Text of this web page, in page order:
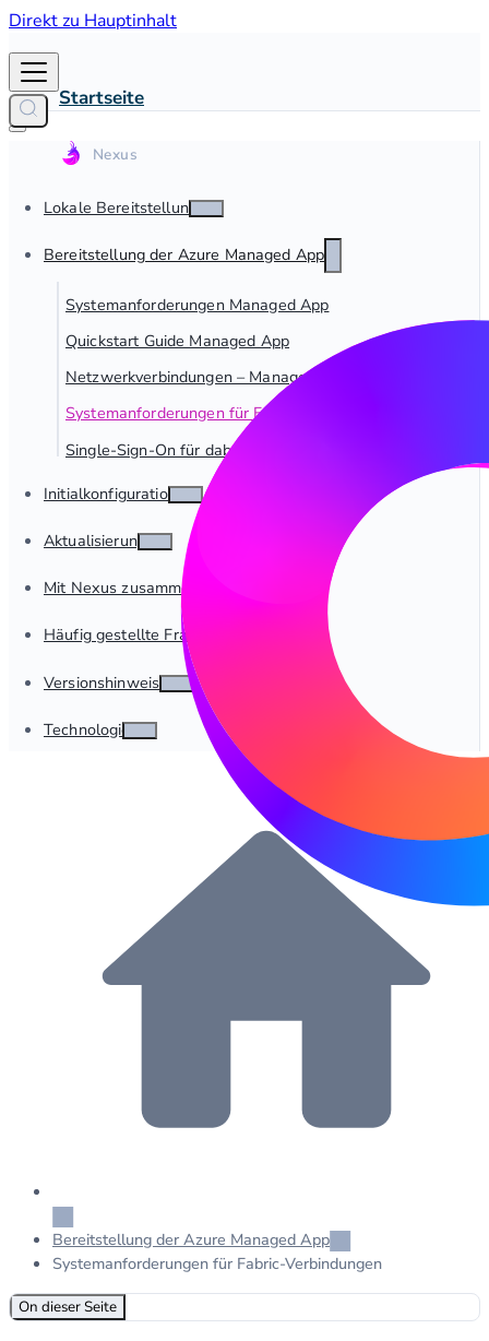
Direkt zu Hauptinhalt
Startseite
Lokale Bereitstellung
Bereitstellung der Azure Managed App
Systemanforderungen Managed App
Quickstart Guide Managed App
Netzwerkverbindungen – Managed App
Systemanforderungen für Fabric-Verbindungen
Single-Sign-On für dab Nexus Managed App einrichten
Initialkonfiguration
Aktualisierung
Mit Nexus zusammenarbeiten
Häufig gestellte Fragen
Versionshinweise
Technologie
Bereitstellung der Azure Managed App
Systemanforderungen für Fabric-Verbindungen
On dieser Seite